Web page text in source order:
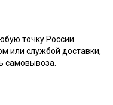
точку России
или службой доставки,
самовывоза.